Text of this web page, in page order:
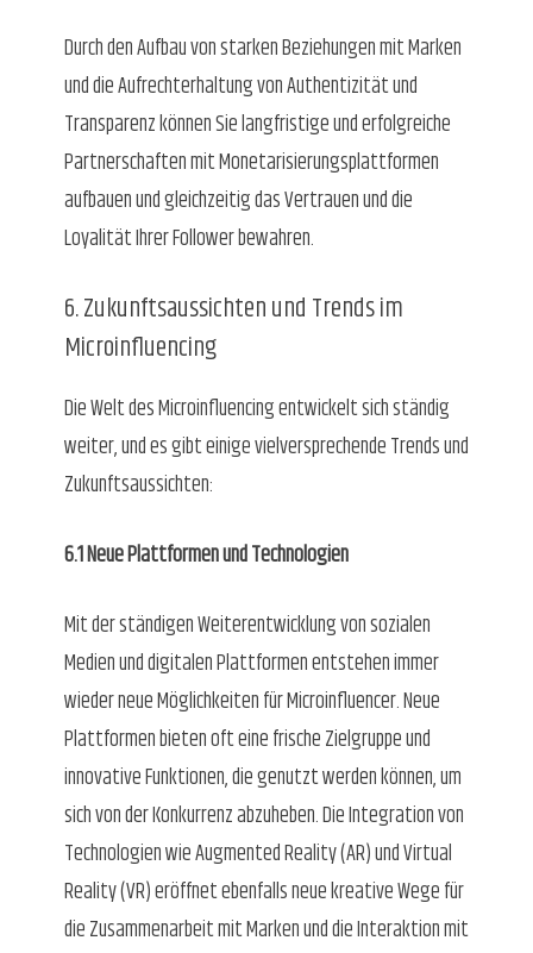
Durch den Aufbau von starken Beziehungen mit Marken
und die Aufrechterhaltung von Authentizität und
Transparenz können Sie langfristige und erfolgreiche
Partnerschaften mit Monetarisierungsplattformen
aufbauen und gleichzeitig das Vertrauen und die
Loyalität Ihrer Follower bewahren.
6. Zukunftsaussichten und Trends im
Microinfluencing
Die Welt des Microinfluencing entwickelt sich ständig
weiter, und es gibt einige vielversprechende Trends und
Zukunftsaussichten:
6.1 Neue Plattformen und Technologien
Mit der ständigen Weiterentwicklung von sozialen
Medien und digitalen Plattformen entstehen immer
wieder neue Möglichkeiten für Microinfluencer. Neue
Plattformen bieten oft eine frische Zielgruppe und
innovative Funktionen, die genutzt werden können, um
sich von der Konkurrenz abzuheben. Die Integration von
Technologien wie Augmented Reality (AR) und Virtual
Reality (VR) eröffnet ebenfalls neue kreative Wege für
die Zusammenarbeit mit Marken und die Interaktion mit